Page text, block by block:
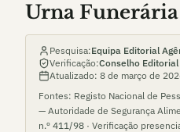
Urna
Pesquisa:Equipa Editorial
Verificação:Conselho Editorial
Atualizado: 8 de março de
Fontes: Registo Nacional de
— Autoridade de Segurança
n.º 411/98 · Verificação